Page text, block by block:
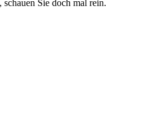
Sie doch mal rein.